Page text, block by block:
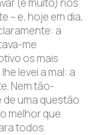
– e, hoje em dia,
a
me
os mais
levei a mal: a
Nem tão-
uma questão
melhor que
todos.